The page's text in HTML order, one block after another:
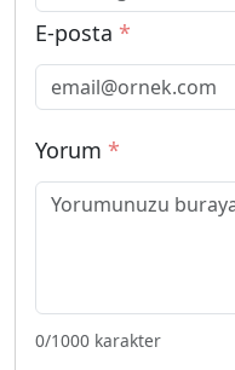
E-posta *
Yorum *
0/1000 karakter